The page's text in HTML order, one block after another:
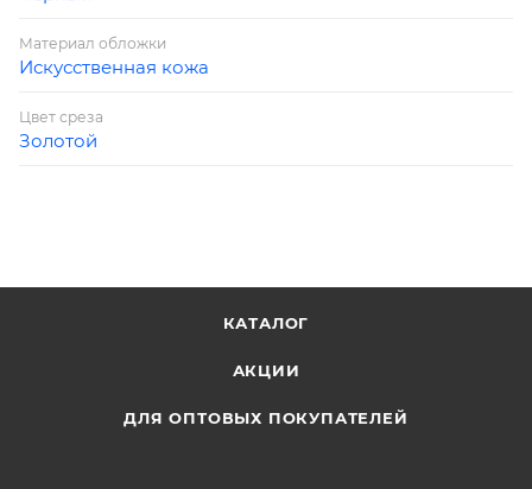
Материал обложки
Искусственная кожа
Цвет среза
Золотой
КАТАЛОГ
АКЦИИ
ДЛЯ ОПТОВЫХ ПОКУПАТЕЛЕЙ